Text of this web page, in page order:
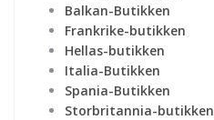
Balkan-Butikken
Frankrike-butikken
Hellas-butikken
Italia-Butikken
Spania-Butikken
Storbritannia-butikken